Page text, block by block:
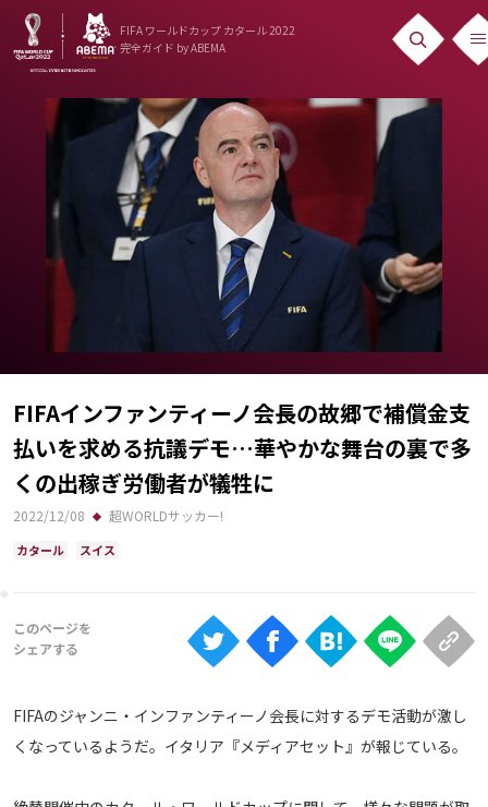
FIFA ワールドカップ カタール 2022
完全ガイド by ABEMA
ニュース
出場国
日本代表
Team Japan
日程・結果
Schedule
ランキング
大会について
iOS Apps
FIFAインファンティーノ会長の故郷で補償金支
払いを求める抗議デモ…華やかな舞台の裏で多
くの出稼ぎ労働者が犠牲に
2022/12/08 超WORLDサッカー!
カタール スイス
FIFAのジャンニ・インファンティーノ会長に対するデモ活動が激し
くなっているようだ。イタリア『メディアセット』が報じている。